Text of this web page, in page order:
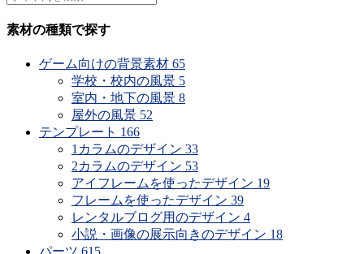
の
公
素材の種類で探す
ゲーム向けの背景素材 65
学校・校内の風景 5
室内・地下の風景 8
屋外の風景 52
テンプレート 166
1カラムのデザイン 33
2カラムのデザイン 53
アイフレームを使ったデザイン 19
フレームを使ったデザイン 39
レンタルブログ用のデザイン 4
小説・画像の展示向きのデザイン 18